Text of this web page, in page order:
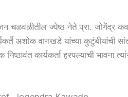
ज्येष्ठ नेते प्रा. जोगेंद्र
अशोक वानखडे यांच्या कुटुंबीयांची
कार्यकर्ता हरपल्याची भावना